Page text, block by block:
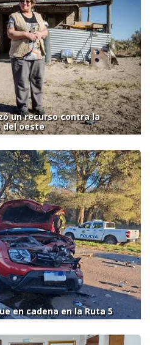
un recurso contra la
del oeste
en cadena en la Ruta 5